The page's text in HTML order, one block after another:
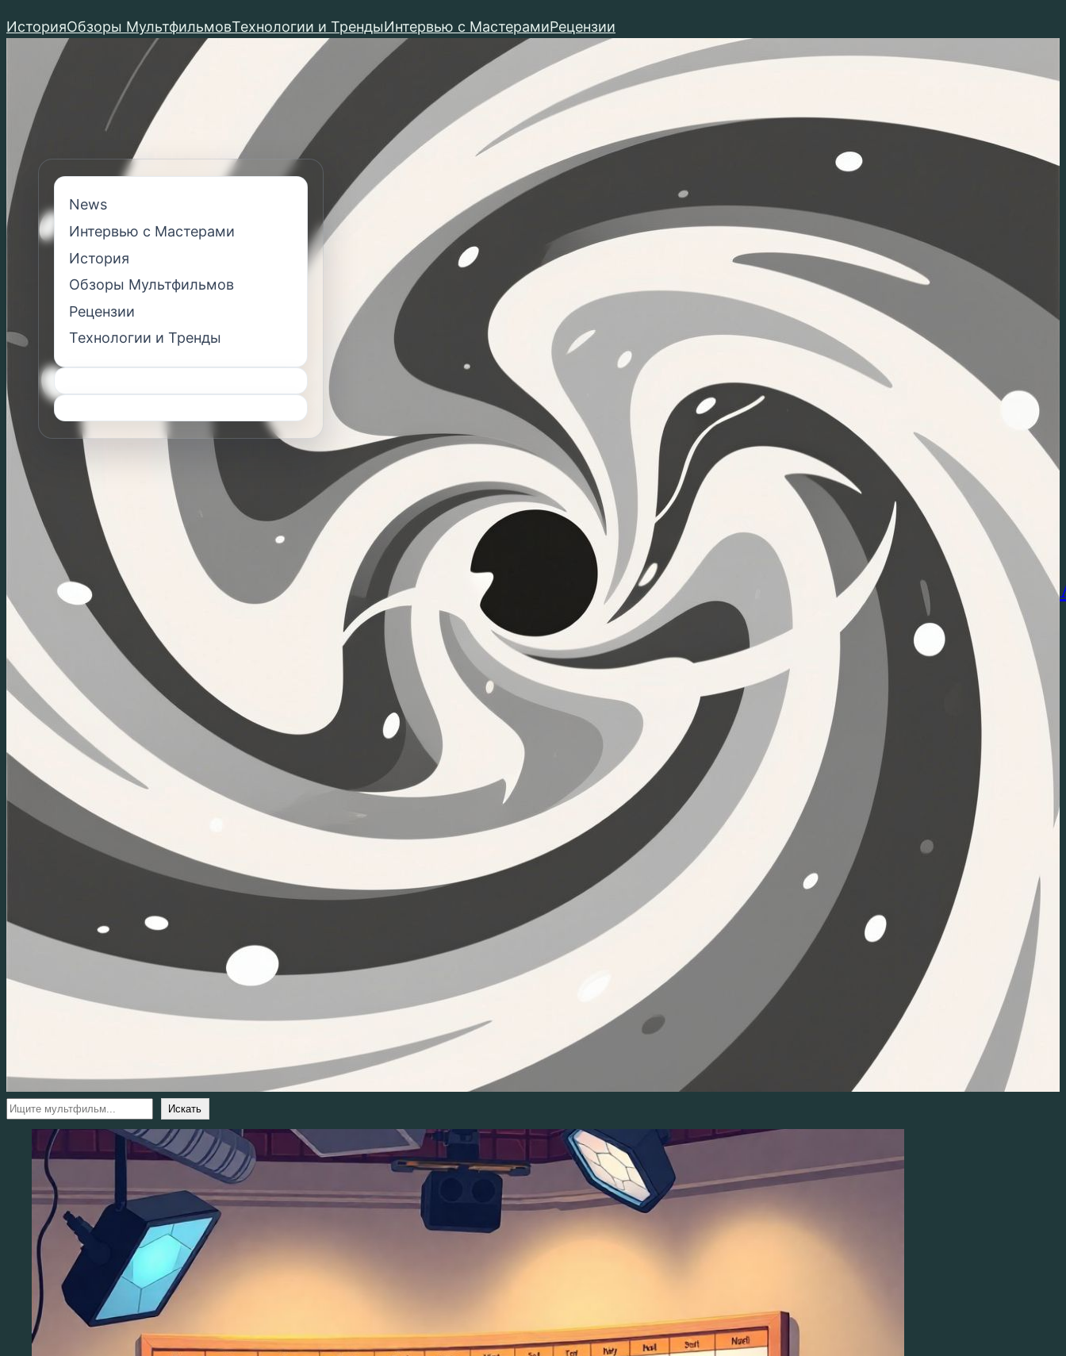
к
содержимому
ИсторияОбзоры МультфильмовТехнологии и ТрендыИнтервью с МастерамиРецензии
Поиск Искать
News
Интервью с Мастерами
История
Обзоры Мультфильмов
Рецензии
Технологии и Тренды